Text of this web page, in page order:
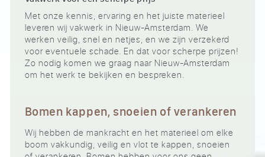
Met onze kennis, ervaring en het juiste materieel
leveren wij vakwerk in Nieuw-Amsterdam. We
werken veilig, snel en netjes, en we zijn verzekerd
voor eventuele schade. En dat voor scherpe prijzen!
Zo nodig komen we graag naar Nieuw-Amsterdam
om het werk te bekijken en bespreken.
Bomen kappen, snoeien of verankeren
Wij hebben de mankracht en het materieel om elke
boom vakkundig, veilig en vlot te kappen, snoeien